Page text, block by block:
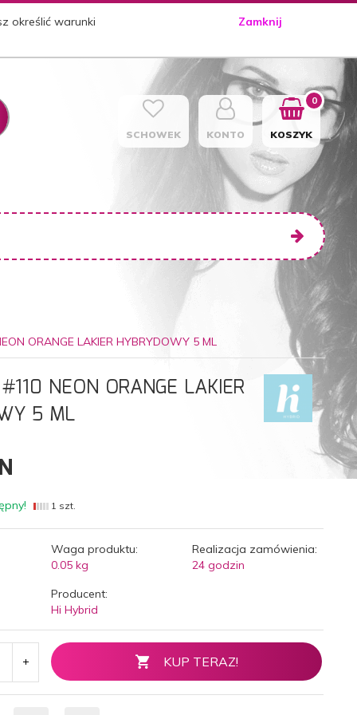
określić warunki
Zamknij
SCHOWEK KONTO KOSZYK
0
ORANGE LAKIER HYBRYDOWY 5 ML
NEON ORANGE LAKIER
5 ML
1 szt.
Waga produktu:
0.05 kg
Realizacja zamówienia:
24 godzin
Producent:
Hi Hybrid
KUP TERAZ!